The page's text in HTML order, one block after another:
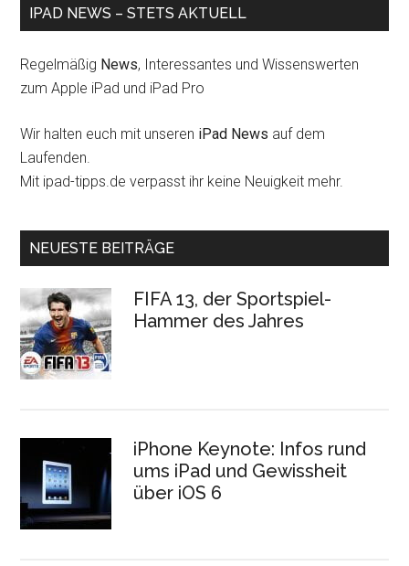
IPAD NEWS – STETS AKTUELL
Regelmäßig News, Interessantes und Wissenswerten
zum Apple iPad und iPad Pro
Wir halten euch mit unseren iPad News auf dem
Laufenden.
Mit ipad-tipps.de verpasst ihr keine Neuigkeit mehr.
NEUESTE BEITRÄGE
FIFA 13, der Sportspiel-
Hammer des Jahres
iPhone Keynote: Infos rund
ums iPad und Gewissheit
über iOS 6